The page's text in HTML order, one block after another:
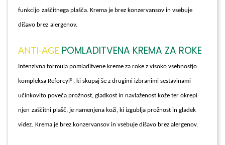
funkcijo zaščitnega plašča. Krema je brez konzervansov in vsebuje
dišavo brez alergenov.
ANTI-AGE POMLADITVENA KREMA ZA ROKE
Intenzivna formula pomladitvene kreme za roke z visoko vsebnostjo
kompleksa Reforcyl®, ki skupaj še z drugimi izbranimi sestavinami
učinkovito poveča prožnost, gladkost in navlaženost kože ter okrepi
njen zaščitni plašč, je namenjena koži, ki izgublja prožnost in gladek
videz. Krema je brez konzervansov in vsebuje dišavo brez alergenov.